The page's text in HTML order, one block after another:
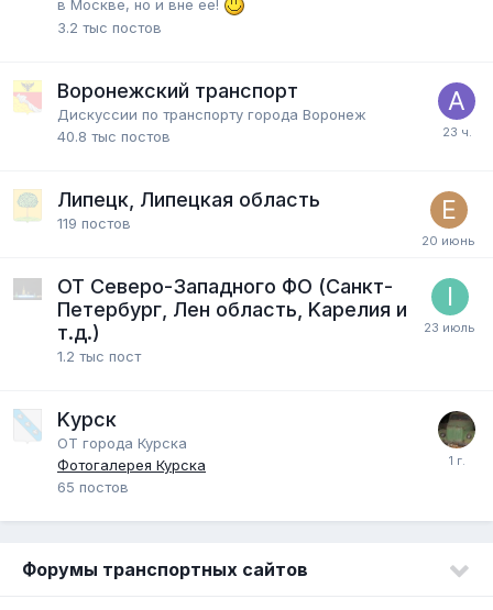
в Москве, но и вне ее!
3.2 тыс постов
Воронежский транспорт
Дискуссии по транспорту города Воронеж
40.8 тыс постов
Липецк, Липецкая область
119 постов
ОТ Северо-Западного ФО (Санкт-
Петербург, Лен область, Kарелия и
т.д.)
1.2 тыс пост
Kурск
ОТ города Курска
Фотогалерея Курска
65 постов
Форумы транспортных сайтов